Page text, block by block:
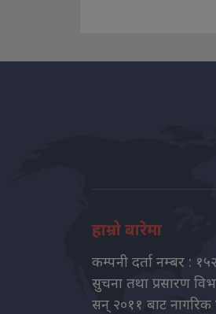
हाम्रो बारेमा
कम्पनी दर्ता नम्बर :
सुचना तथा प्रसारण
सन् २०११ बाट नागरिक